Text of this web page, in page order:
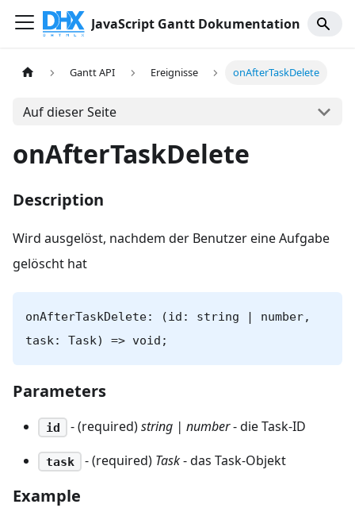
JavaScript Gantt Dokumentation
Gantt API Ereignisse onAfterTaskDelete
Auf dieser Seite
onAfterTaskDelete
Description
Wird ausgelöst, nachdem der Benutzer eine Aufgabe
gelöscht hat
onAfterTaskDelete: (id: string | number,
task: Task) => void;
Parameters
id - (required)string | number- die Task-ID
task - (required) Task- das Task-Objekt
Example